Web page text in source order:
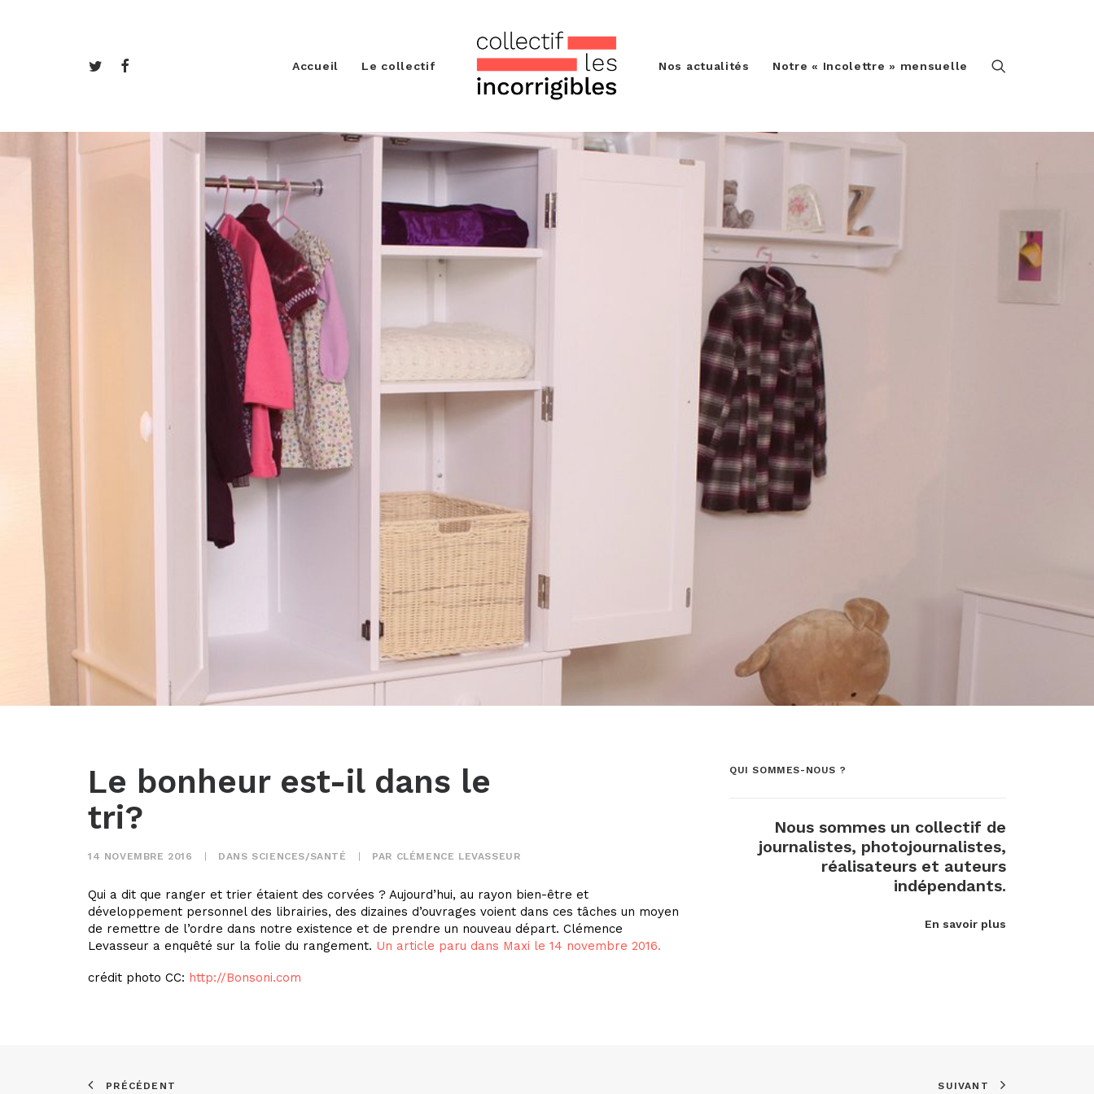
Accueil Le collectif Nos actualités Notre « Incolettre » mensuelle
Le bonheur est-il dans le
tri?
14 NOVEMBRE 2016 DANS SCIENCES/SANTÉ PAR CLÉMENCE LEVASSEUR
Qui a dit que ranger et trier étaient des corvées ? Aujourd’hui, au rayon bien-être et
développement personnel des librairies, des dizaines d’ouvrages voient dans ces tâches un moyen
de remettre de l’ordre dans notre existence et de prendre un nouveau départ. Clémence
Levasseur a enquêté sur la folie du rangement. Un article paru dans Maxi le 14 novembre 2016.
crédit photo CC: http://Bonsoni.com
QUI SOMMES-NOUS ?
Nous sommes un collectif de
journalistes, photojournalistes,
réalisateurs et auteurs
indépendants.
En savoir plus
PRÉCÉDENT SUIVANT